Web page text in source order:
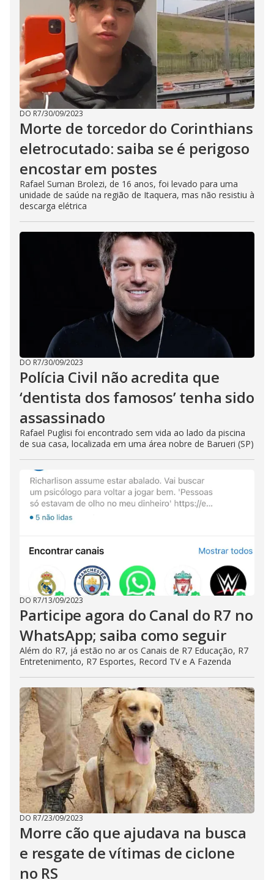
DO R7/30/09/2023
Morte de torcedor do Corinthians
eletrocutado: saiba se é perigoso
encostar em postes
Rafael Suman Brolezi, de 16 anos, foi levado para uma
unidade de saúde na região de Itaquera, mas não resistiu à
descarga elétrica
DO R7/30/09/2023
Polícia Civil não acredita que
‘dentista dos famosos’ tenha sido
assassinado
Rafael Puglisi foi encontrado sem vida ao lado da piscina
de sua casa, localizada em uma área nobre de Barueri (SP)
DO R7/13/09/2023
Participe agora do Canal do R7 no
WhatsApp; saiba como seguir
Além do R7, já estão no ar os Canais de R7 Educação, R7
Entretenimento, R7 Esportes, Record TV e A Fazenda
DO R7/23/09/2023
Morre cão que ajudava na busca
e resgate de vítimas de ciclone
no RS